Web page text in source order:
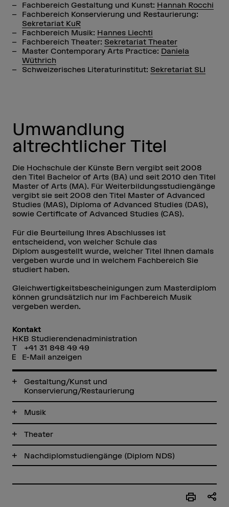
Fachbereich Gestaltung und Kunst: Hannah Rocchi
Fachbereich Konservierung und Restaurierung:
Sekretariat KuR
Fachbereich Musik: Hannes Liechti
Fachbereich Theater: Sekretariat Theater
Master Contemporary Arts Practice: Daniela
Wüthrich
Schweizerisches Literaturinstitut: Sekretariat SLI
Umwandlung
altrechtlicher Titel
Die Hochschule der Künste Bern vergibt seit 2008
den Titel Bachelor of Arts (BA) und seit 2010 den Titel
Master of Arts (MA). Für Weiterbildungsstudiengänge
vergibt sie seit 2008 den Titel Master of Advanced
Studies (MAS), Diploma of Advanced Studies (DAS),
sowie Certificate of Advanced Studies (CAS).
Für die Beurteilung Ihres Abschlusses ist
entscheidend, von welcher Schule das
Diplom ausgestellt wurde, welcher Titel Ihnen damals
vergeben wurde und in welchem Fachbereich Sie
studiert haben.
Gleichwertigkeitsbescheinigungen zum Masterdiplom
können grundsätzlich nur im Fachbereich Musik
vergeben werden.
Kontakt
HKB Studierendenadministration
+41 31 848 49 49
E-Mail anzeigen
Gestaltung/Kunst und
Konservierung/Restaurierung
Musik
Theater
Nachdiplomstudiengänge (Diplom NDS)